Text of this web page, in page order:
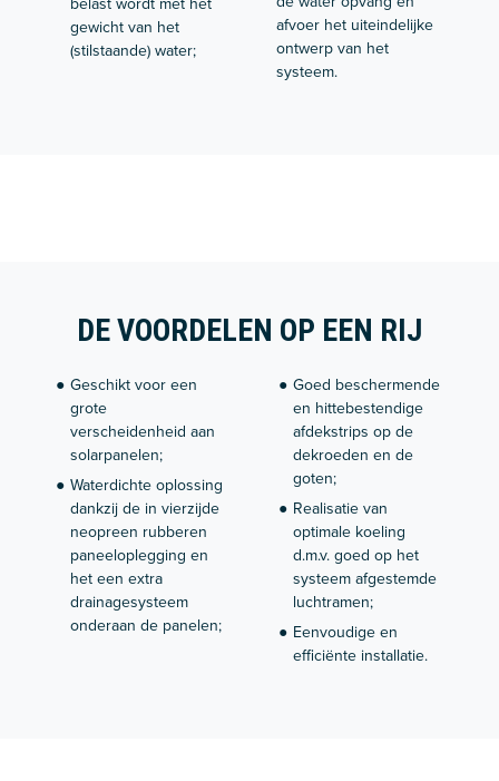
gewicht van het
(stilstaande) water;
afvoer het uiteindelijke
ontwerp van het
systeem.
DE VOORDELEN OP EEN RIJ
Geschikt voor een
grote
verscheidenheid aan
solarpanelen;
Waterdichte oplossing
dankzij de in vierzijde
neopreen rubberen
paneeloplegging en
het een extra
drainagesysteem
onderaan de panelen;
Goed beschermende
en hittebestendige
afdekstrips op de
dekroeden en de
goten;
Realisatie van
optimale koeling
d.m.v. goed op het
systeem afgestemde
luchtramen;
Eenvoudige en
efficiënte installatie.